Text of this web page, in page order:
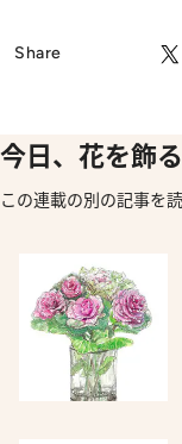
Share
今日、花を飾
この連載の別の記事を